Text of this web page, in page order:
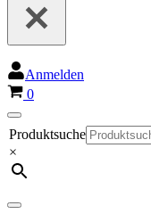
Anmelden
Warenkorb
0
Navigationsmenü
Produktsuche
×
Navigationsmenü